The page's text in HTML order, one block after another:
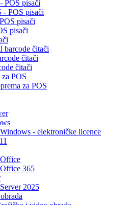
POS pisači
- POS pisači
pisači
pisači
barcode čitači
čitači
čitači
POS
za POS
- elektroničke licence
365
2025